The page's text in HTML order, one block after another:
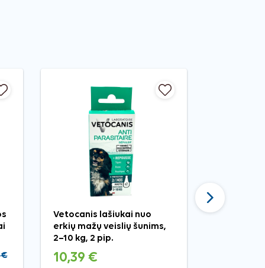
€
Vetocanis lašiukai nuo
erkių mažų veislių šunims,
2–10 kg, 2 pip.
10,39 €